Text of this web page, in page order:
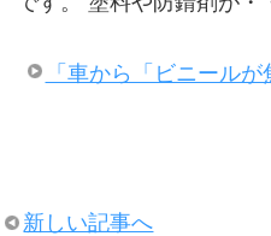
「車から「ビニール
新しい記事へ